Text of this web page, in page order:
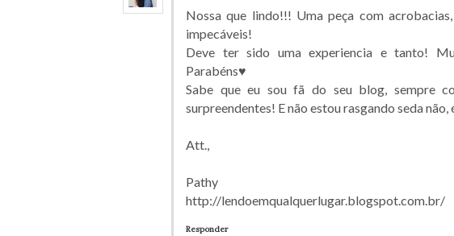
Nossa que lindo!!! Uma peça com
impecáveis!
Deve ter sido uma experiencia e tanto!
Parabéns♥
Sabe que eu sou fã do seu blog, sempre
surpreendentes! E não estou rasgando seda não,
Att.,
Pathy
http://lendoemqualquerlugar.blogspot.com.br/
Responder